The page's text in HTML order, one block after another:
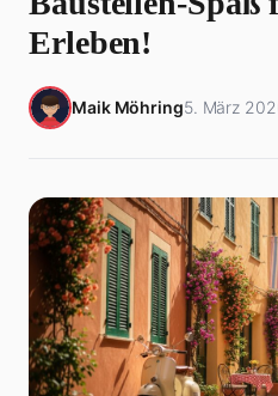
Erleben!
Maik Möhring5. März